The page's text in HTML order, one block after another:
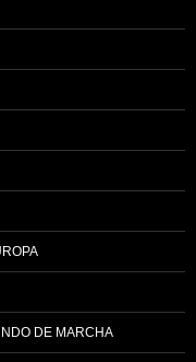
DE MARCHA